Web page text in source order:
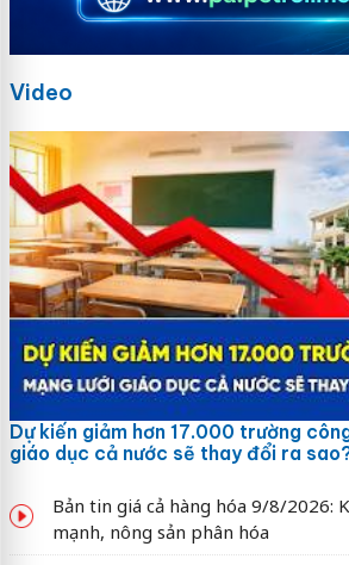
Video
Dự kiến giảm hơn 17.000 trường
giáo dục cả nước sẽ thay đổi ra
Bản tin giá cả hàng hóa 9/8/2026:
mạnh, nông sản phân hóa